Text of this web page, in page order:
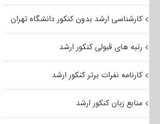
کارشناسی ارشد بدون کنکور دانشگاه تهران
رتبه های قبولی کنکور ارشد
کارنامه نفرات برتر کنکور ارشد
منابع زبان کنکور ارشد